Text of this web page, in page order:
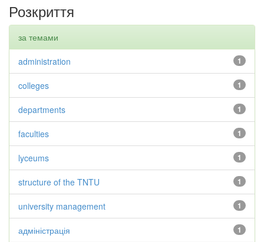
Розкриття
за темами
1
administration
1
colleges
1
departments
1
faculties
1
lyceums
1
structure of the TNTU
1
university management
1
адміністрація